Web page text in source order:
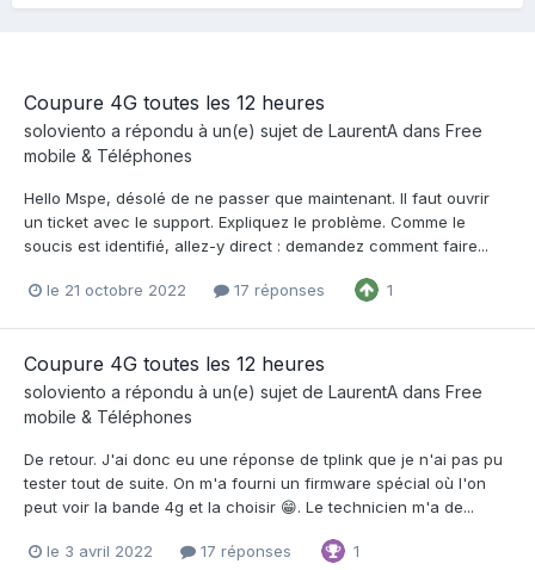
Coupure 4G toutes les 12 heures
soloviento a répondu à un(e) sujet de LaurentA dans Free
mobile & Téléphones
Hello Mspe, désolé de ne passer que maintenant. Il faut ouvrir
un ticket avec le support. Expliquez le problème. Comme le
soucis est identifié, allez-y direct : demandez comment faire...
le 21 octobre 2022 17 réponses 1
Coupure 4G toutes les 12 heures
soloviento a répondu à un(e) sujet de LaurentA dans Free
mobile & Téléphones
De retour. J'ai donc eu une réponse de tplink que je n'ai pas pu
tester tout de suite. On m'a fourni un firmware spécial où l'on
peut voir la bande 4g et la choisir 😁. Le technicien m'a de...
le 3 avril 2022 17 réponses 1